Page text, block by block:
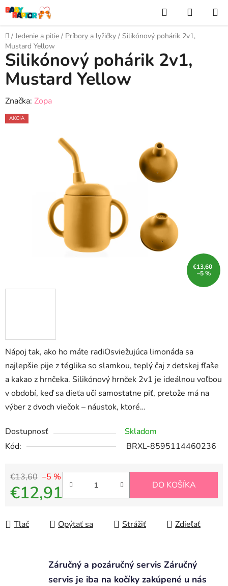
Prejsť
na
obsah
Hľadať
KOŠÍK
Domov
/ Jedenie a pitie / Príbory a lyžičky / Silikónový pohárik 2v1,
Mustard Yellow
Nápoj tak, ako ho máte radiOsviežujúca limonáda sa
najlepšie pije z téglika so slamkou, teplý čaj z detskej fľaše
a kakao z hrnčeka. Silikónový hrnček 2v1 je ideálnou voľbou
v období, keď sa dieťa učí samostatne piť, pretože má na
výber z dvoch viečok – náustok, ktoré…
Dostupnosť
Skladom
Kód:
BRXL-8595114460236
€13,60 –5 %
€12,91 DO KOŠÍKA
Tlač Opýtať sa Strážiť Zdieľať
Silikónový pohárik 2v1,
Mustard Yellow
Značka: Zopa
AKCIA
€13,60
–5 %
Záručný a pozáručný servis Záručný
servis je iba na kočíky zakúpené u nás